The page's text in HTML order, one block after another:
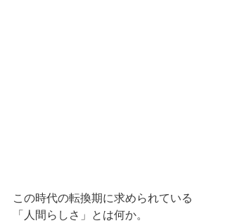
この時代の転換期に求められている
「人間らしさ」とは何か。